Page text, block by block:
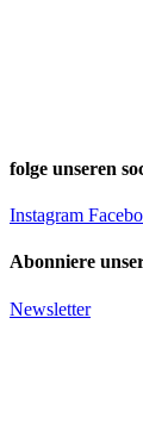
folge unseren
Instagram
Abonniere
Newsletter